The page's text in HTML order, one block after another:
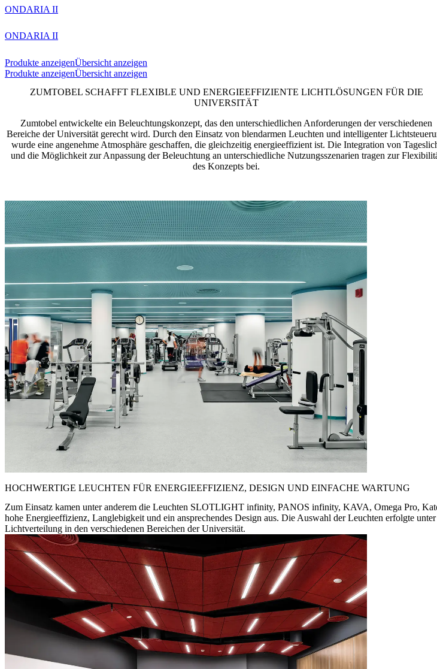
ONDARIA II
ONDARIA II
Produkte anzeigenÜbersicht anzeigen
Produkte anzeigenÜbersicht anzeigen
ZUMTOBEL SCHAFFT FLEXIBLE UND ENERGIEEFFIZIENTE LICHTLÖSUNGEN FÜR DIE
UNIVERSITÄT
Zumtobel entwickelte ein Beleuchtungskonzept, das den unterschiedlichen Anforderungen der verschiedenen
Bereiche der Universität gerecht wird. Durch den Einsatz von blendarmen Leuchten und intelligenter
wurde eine angenehme Atmosphäre geschaffen, die gleichzeitig energieeffizient ist. Die Integration von
und die Möglichkeit zur Anpassung der Beleuchtung an unterschiedliche Nutzungsszenarien tragen zur
des Konzepts bei.​
HOCHWERTIGE LEUCHTEN FÜR ENERGIEEFFIZIENZ, DESIGN UND EINFACHE WARTUNG
Zum Einsatz kamen unter anderem die Leuchten SLOTLIGHT infinity, PANOS infinity, KAVA, Omega Pro,
hohe Energieeffizienz, Langlebigkeit und ein ansprechendes Design aus. Die Auswahl der Leuchten erfolgte
Lichtverteilung in den verschiedenen Bereichen der Universität.​